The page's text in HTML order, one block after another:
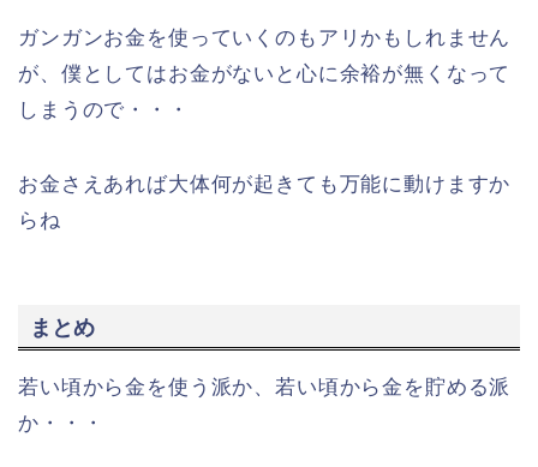
ガンガンお金を使っていくのもアリかもしれません
が、僕としてはお金がないと心に余裕が無くなって
しまうので・・・
お金さえあれば大体何が起きても万能に動けますか
らね
まとめ
若い頃から金を使う派か、若い頃から金を貯める派
か・・・